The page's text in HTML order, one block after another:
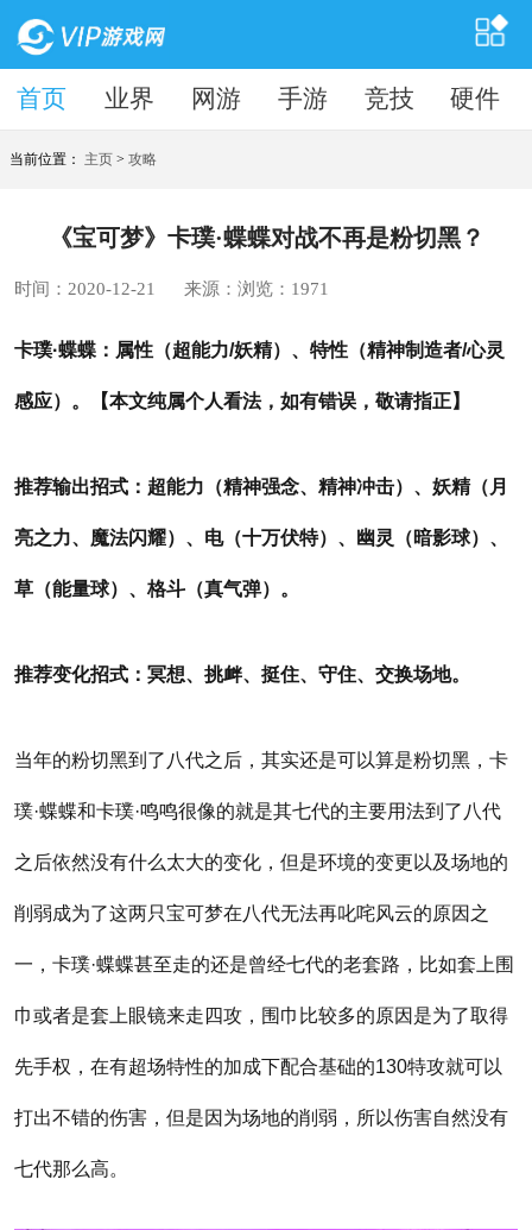
首页 业界 网游 手游 竞技 硬件
首页
当前位置： 主页 >攻略
《宝可梦》卡璞·蝶蝶对战不再是粉切黑？
时间：2020-12-21 来源：浏览： 1971
卡璞·蝶蝶：属性（超能力/妖精）、特性（精神制造者/心灵
感应）。【本文纯属个人看法，如有错误，敬请指正】
推荐输出招式：超能力（精神强念、精神冲击）、妖精（月
亮之力、魔法闪耀）、电（十万伏特）、幽灵（暗影球）、
草（能量球）、格斗（真气弹）。
推荐变化招式：冥想、挑衅、挺住、守住、交换场地。
当年的粉切黑到了八代之后，其实还是可以算是粉切黑，卡
璞·蝶蝶和卡璞·鸣鸣很像的就是其七代的主要用法到了八代
之后依然没有什么太大的变化，但是环境的变更以及场地的
削弱成为了这两只宝可梦在八代无法再叱咤风云的原因之
一，卡璞·蝶蝶甚至走的还是曾经七代的老套路，比如套上围
巾或者是套上眼镜来走四攻，围巾比较多的原因是为了取得
先手权，在有超场特性的加成下配合基础的130特攻就可以
打出不错的伤害，但是因为场地的削弱，所以伤害自然没有
七代那么高。